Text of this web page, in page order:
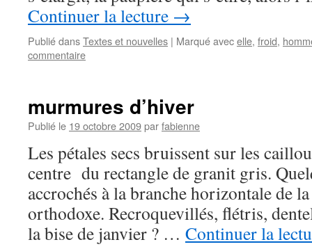
Continuer la lecture →
Publié dansTextes et nouvelles | Marqué avecelle, froid,
commentaire
murmures d’hiver
Publié le 19 octobre 2009parfabienne
Les pétales secs bruissent sur les
centre du rectangle de granit gris.
accrochés à la branche horizontale de
orthodoxe. Recroquevillés, flétris,
la bise de janvier ? … Continuer la